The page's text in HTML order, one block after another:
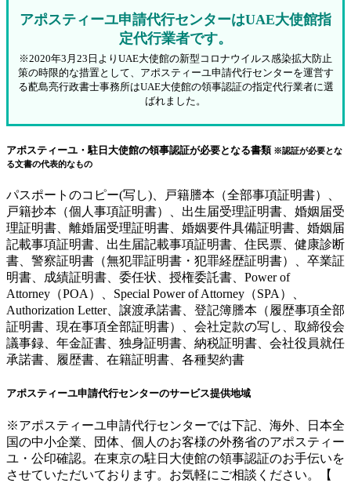
アポスティーユ申請代行センターはUAE大使館指
定代行業者です。
※2020年3月23日よりUAE大使館の新型コロナウイルス感染拡大防止
策の時限的な措置として、アポスティーユ申請代行センターを運営す
る蓜島亮行政書士事務所はUAE大使館の領事認証の指定代行業者に選
ばれました。
アポスティーユ・駐日大使館の領事認証が必要となる書類 ※認証が必要とな
る文書の代表的なもの
パスポートのコピー(写し)、戸籍謄本（全部事項証明書）、
戸籍抄本（個人事項証明書）、出生届受理証明書、婚姻届受
理証明書、離婚届受理証明書、婚姻要件具備証明書、婚姻届
記載事項証明書、出生届記載事項証明書、住民票、健康診断
書、警察証明書（無犯罪証明書・犯罪経歴証明書）、卒業証
明書、成績証明書、委任状、授権委託書、Power of
Attorney（POA）、Special Power of Attorney（SPA）、
Authorization Letter、譲渡承諾書、登記簿謄本（履歴事項全部
証明書、現在事項全部証明書）、会社定款の写し、取締役会
議事録、年金証書、独身証明書、納税証明書、会社役員就任
承諾書、履歴書、在籍証明書、各種契約書
アポスティーユ申請代行センターのサービス提供地域
※アポスティーユ申請代行センターでは下記、海外、日本全
国の中小企業、団体、個人のお客様の外務省のアポスティー
ユ・公印確認。在東京の駐日大使館の領事認証のお手伝いを
させていただいております。お気軽にご相談ください。【